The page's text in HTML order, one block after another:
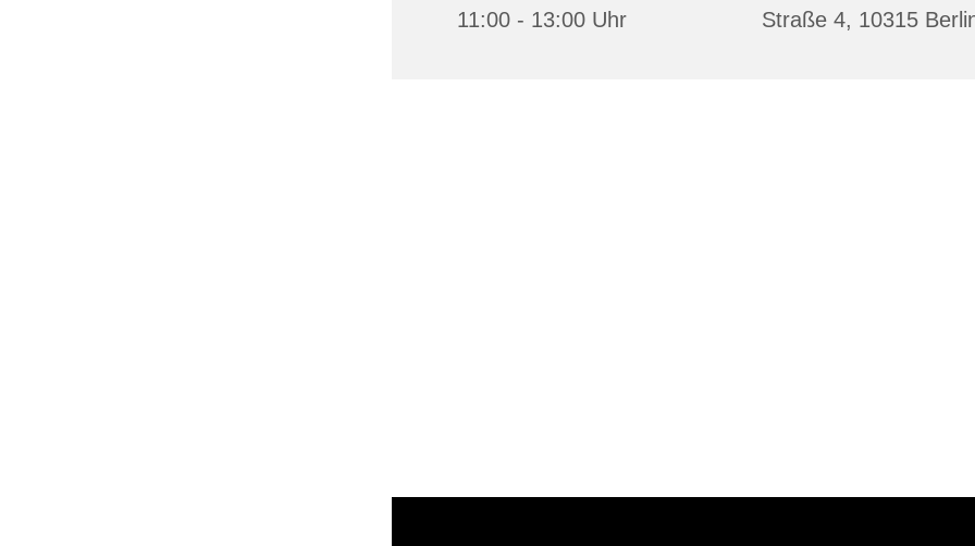
11:00 - 13:00 Uhr
Straße 4, 10315